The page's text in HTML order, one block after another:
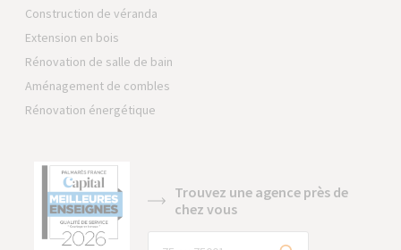
Construction de véranda
Extension en bois
Rénovation de salle de bain
Aménagement de combles
Rénovation énergétique
Trouvez une agence près de
chez vous